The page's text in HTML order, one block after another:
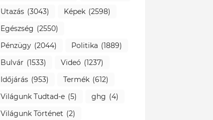
Utazás (3043) Képek (2598)
Egészség (2550)
Pénzügy (2044) Politika (1889)
Bulvár (1533) Videó (1237)
Időjárás (953) Termék (612)
Világunk Tudtad-e (5) ghg (4)
Világunk Történet (2)